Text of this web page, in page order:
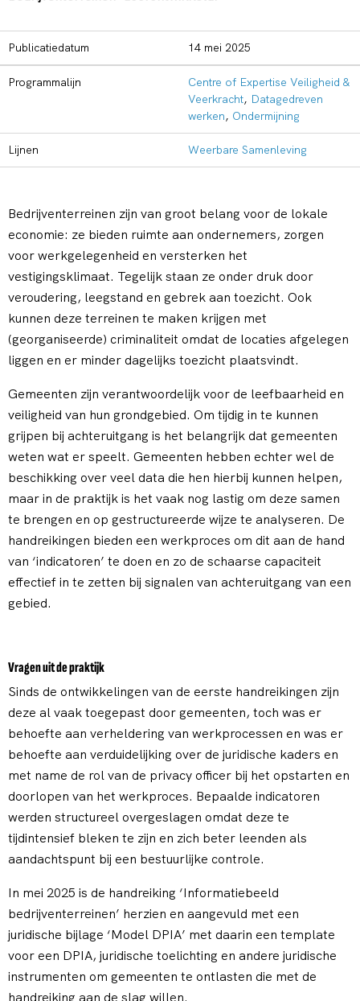
Publicatiedatum 14 mei 2025
Programmalijn
Centre of Expertise Veiligheid &
Veerkracht, Datagedreven
werken, Ondermijning
Lijnen Weerbare Samenleving
Bedrijventerreinen zijn van groot belang voor de lokale
economie: ze bieden ruimte aan ondernemers, zorgen
voor werkgelegenheid en versterken het
vestigingsklimaat. Tegelijk staan ze onder druk door
veroudering, leegstand en gebrek aan toezicht. Ook
kunnen deze terreinen te maken krijgen met
(georganiseerde) criminaliteit omdat de locaties afgelegen
liggen en er minder dagelijks toezicht plaatsvindt.
Gemeenten zijn verantwoordelijk voor de leefbaarheid en
veiligheid van hun grondgebied. Om tijdig in te kunnen
grijpen bij achteruitgang is het belangrijk dat gemeenten
weten wat er speelt. Gemeenten hebben echter wel de
beschikking over veel data die hen hierbij kunnen helpen,
maar in de praktijk is het vaak nog lastig om deze samen
te brengen en op gestructureerde wijze te analyseren. De
handreikingen bieden een werkproces om dit aan de hand
van ‘indicatoren’ te doen en zo de schaarse capaciteit
effectief in te zetten bij signalen van achteruitgang van een
gebied.
Vragen uit de praktijk
Sinds de ontwikkelingen van de eerste handreikingen zijn
deze al vaak toegepast door gemeenten, toch was er
behoefte aan verheldering van werkprocessen en was er
behoefte aan verduidelijking over de juridische kaders en
met name de rol van de privacy officer bij het opstarten en
doorlopen van het werkproces. Bepaalde indicatoren
werden structureel overgeslagen omdat deze te
tijdintensief bleken te zijn en zich beter leenden als
aandachtspunt bij een bestuurlijke controle.
In mei 2025 is de handreiking ‘Informatiebeeld
bedrijventerreinen’ herzien en aangevuld met een
juridische bijlage ‘Model DPIA’ met daarin een template
voor een DPIA, juridische toelichting en andere juridische
instrumenten om gemeenten te ontlasten die met de
handreiking aan de slag willen.